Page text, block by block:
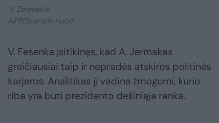
V. Zelenskis.
AFP/Scanpix nuotr.
V. Fesenka įsitikinęs, kad A. Jermakas
greičiausiai taip ir nepradės atskiros politinės
karjeros. Analitikas jį vadina žmogumi, kurio
riba yra būti prezidento dešiniąja ranka.